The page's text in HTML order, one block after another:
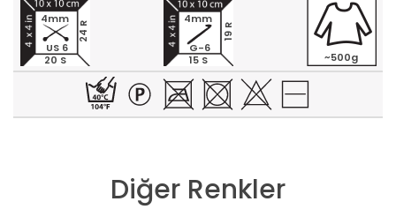
20 S
24 R
4mm
US 6
15 S
19 R
4mm
G-6
~500g
Diğer Renkler